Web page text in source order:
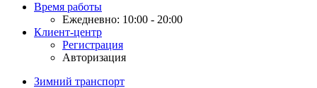
Время работы
Ежедневно: 10:00 - 20:00
Клиент-центр
Регистрация
Авторизация
Зимний транспорт